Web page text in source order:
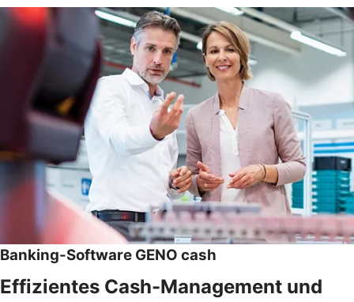
Banking-Software GENO cash
Effizientes Cash-Management und